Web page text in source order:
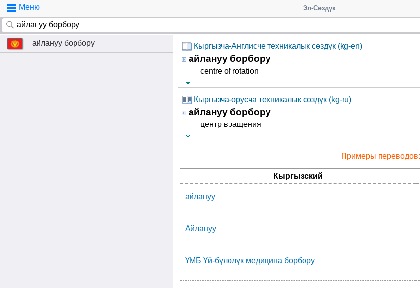
Меню Эл-Сөздүк
айлануу борбору Кыргызча-Англисче техникалык сөздүк (kg-en)
айлануу борбору
centre of rotation
Кыргызча-орусча техникалык сөздүк (kg-ru)
айлануу борбору
центр вращения
Примеры переводов:
Кыргызский
айлануу
Айлануу
ҮМБ Үй-бүлөлүк медицина борбору